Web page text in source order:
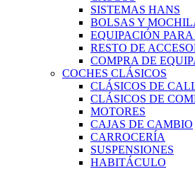
SISTEMAS HANS
BOLSAS Y
EQUIPACIÓN
RESTO DE
COMPRA DE
COCHES CLÁSICOS
CLÁSICOS DE
CLÁSICOS DE
MOTORES
CAJAS DE CAMBIO
CARROCERÍA
SUSPENSIONES
HABITÁCULO